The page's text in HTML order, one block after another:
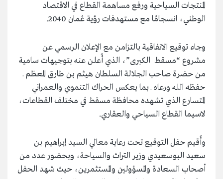
المنتجات السياحية ورفع مساهمة القطاع في الاقتصاد
الوطني، انسجامًا مع مستهدفات رؤية عُمان 2040.
وجاء توقيع الاتفاقية بالتزامن مع الإعلان الرسمي عن
مشروع “مسقط الكبرى”، الذي أُعلن عنه بتوجيهات سامية
من حضرة صاحب الجلالة السلطان هيثم بن طارق المعظم ـ
حفظه الله ورعاه ـ بما يعكس الحراك التنموي والعمراني
المتسارع الذي تشهده محافظة مسقط في مختلف القطاعات،
لاسيما القطاع السياحي والعقاري.
وأُقيم حفل التوقيع تحت رعاية معالي السيد إبراهيم بن
سعيد البوسعيدي وزير التراث والسياحة، وبحضور عدد من
أصحاب السعادة والمسؤولين والمستثمرين، حيث شهد الحفل